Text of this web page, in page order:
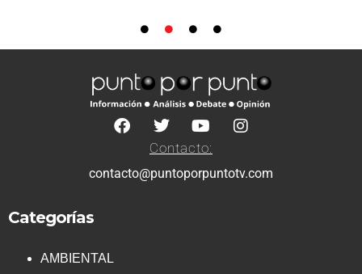
Contacto:
contacto@puntoporpuntotv.com
Categorías
AMBIENTAL